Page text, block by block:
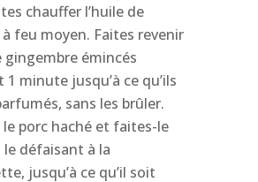
chauffer l’huile de
à feu moyen. Faites revenir
gingembre émincés
1 minute jusqu’à ce qu’ils
sans les brûler.
porc haché et faites-le
le défaisant à la
jusqu’à ce qu’il soit